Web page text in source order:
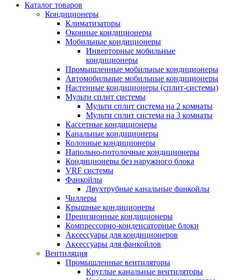
Каталог товаров
Кондиционеры
Климатизаторы
Оконные кондиционеры
Мобильные кондиционеры
Инверторные мобильные
кондиционеры
Промышленные мобильные кондиционеры
Автомобильные мобильные кондиционеры
Настенные кондиционеры (сплит-системы)
Мульти сплит системы
Мульти сплит система на 2 комнаты
Мульти сплит система на 3 комнаты
Кассетные кондиционеры
Канальные кондиционеры
Колонные кондиционеры
Напольно-потолочные кондиционеры
Кондиционеры без наружного блока
VRF системы
Фанкойлы
Двухтрубные канальные фанкойлы
Чиллеры
Крышные кондиционеры
Прецизионные кондиционеры
Компрессорно-конденсаторные блоки
Аксессуары для кондиционеров
Аксессуары для фанкойлов
Вентиляция
Промышленные вентиляторы
Круглые канальные вентиляторы